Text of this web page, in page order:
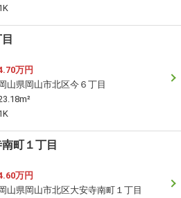
万円
岡山県岡山市北区今６丁目
町１丁目
万円
山県岡山市北区大安寺南町１丁目